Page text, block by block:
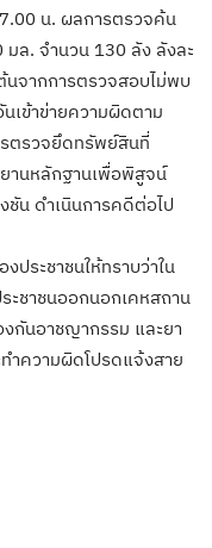
น. ผลการตรวจค้น
ล. จำนวน 130 ลัง ลังละ
นจากการตรวจสอบไม่พบ
เข้าข่ายความผิดตาม
ตรวจยึดทรัพย์สินที่
านหลักฐานเพื่อพิสูจน์
น ดำเนินการคดีต่อไป
ระชาชนให้ทราบว่าใน
ะชาชนออกนอกเคหสถาน
กันอาชญากรรม และยา
ำความผิดโปรดแจ้งสาย